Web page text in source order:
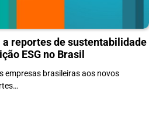
reportes de sustentabilidade
ESG no Brasil
brasileiras aos novos